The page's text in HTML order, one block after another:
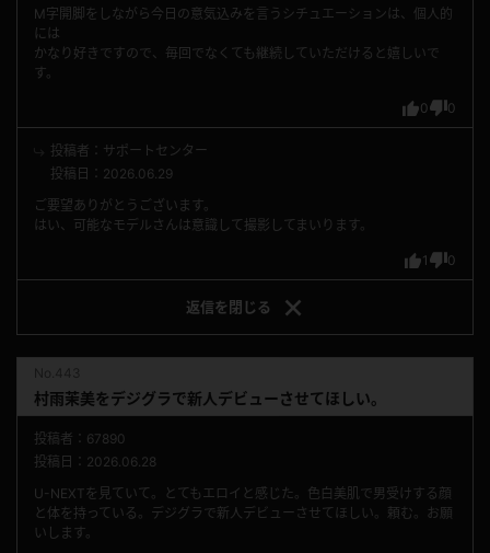
0 0
M字開脚をしながら今日の意気込みを言うシチュエーションは、個人的
には
かなり好きですので、毎回でなくても継続していただけると嬉しいで
す。
投稿者：サポートセンター
投稿日：2026.06.29
1 0
ご要望ありがとうございます。
はい、可能なモデルさんは意識して撮影してまいります。
返信を 閉じる
村雨茉美をデジグラで新人デビューさせてほしい。
投稿者：67890
投稿日：2026.06.28
U-NEXTを見ていて。とてもエロイと感じた。色白美肌で男受けする顔
と体を持っている。デジグラで新人デビューさせてほしい。頼む。お願
いします。